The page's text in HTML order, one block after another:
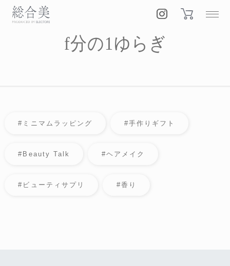
f分の1ゆらぎ
#ミニマムラッピング #手作りギフト
#Beauty Talk #ヘアメイク
#ビューティサプリ #香り